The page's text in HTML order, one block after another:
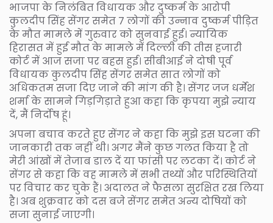
भाजपा के निलंबित विधायक और दुष्कर्म के आरोपी
कुलदीप सिंह सेंगर समेत 7 लोगों की उन्नाव दुष्कर्म पीड़ित
के मौत मामले में गुरुवार को सुनवाई हुई। न्यायिक
हिरासत में हुई मौत के मामले में दिल्ली की तीस हजारी
कोर्ट में आज सजा पर बहस हुई। सीबीआई ने दोषी पूर्व
विधायक कुलदीप सिंह सेंगर समेत सात लोगों को
अधिकतम सजा दिए जाने की मांग की है। सेंगर जज धर्मेश
शर्मा के सामने गिड़गिड़ाते हुआ कहा कि कृपया मुझे न्याय
दें, मैं निर्दोष हूं।
अपना बचाव करते हुए सेंगर ने कहा कि मुझे इस घटना की
जानकारी तक नहीं थी। अगर मैंने कुछ गलत किया है तो
मेरी आंखों में तेजाब डाल दें या फांसी पर लटका दें। कोर्ट ने
सेंगर से कहा कि वह मामले में सभी तथ्यों और परिस्थितियों
पर विचार कर चुके हैं। अदालत ने फैसला सुरक्षित रख लिया
है। अब शुक्रवार को दस बजे सेंगर समेत अन्य दोषियों को
सजा सुनाई जाएगी।